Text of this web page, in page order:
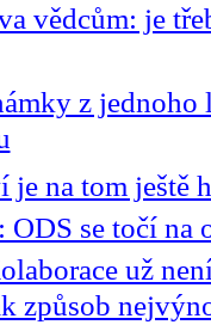
vědcům: je
z jednoho
je na tom
se točí na
už
způsob